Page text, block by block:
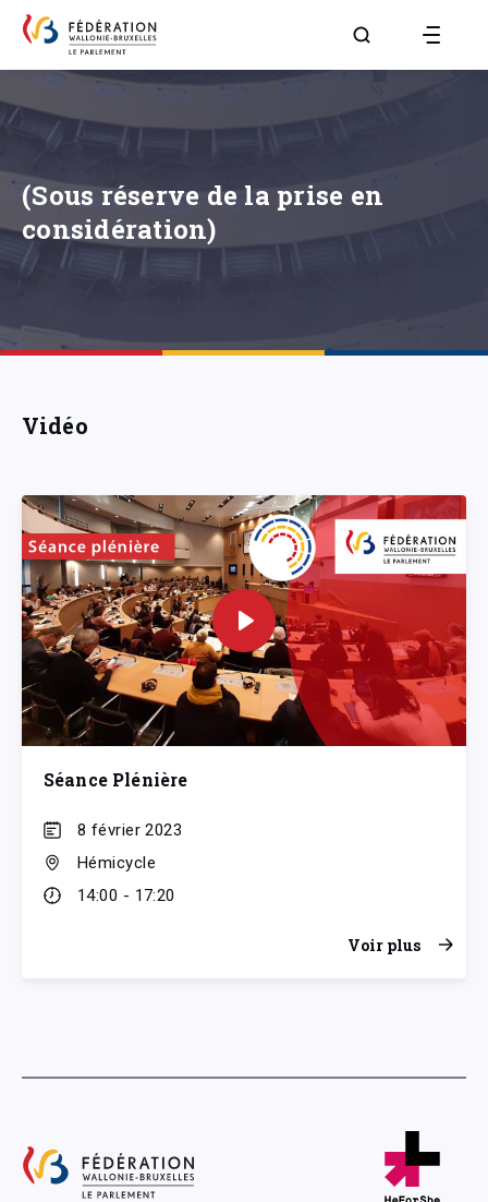
Aller à la page
(Sous réserve de la prise en
considération)
Vidéo
Séance Plénière
8 février 2023
Hémicycle
14:00 - 17:20
Voir plus